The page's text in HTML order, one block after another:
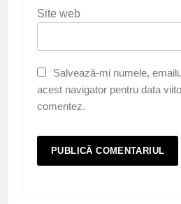
Site web
Salvează-mi numele,
acest navigator pentru data
comentez.